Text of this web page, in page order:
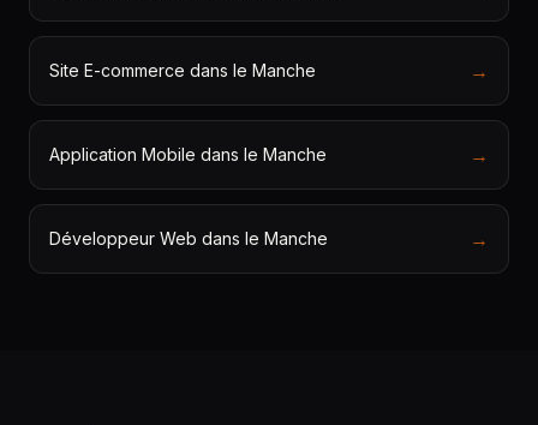
Site E-commerce dans le Manche →
Application Mobile dans le Manche →
Développeur Web dans le Manche →